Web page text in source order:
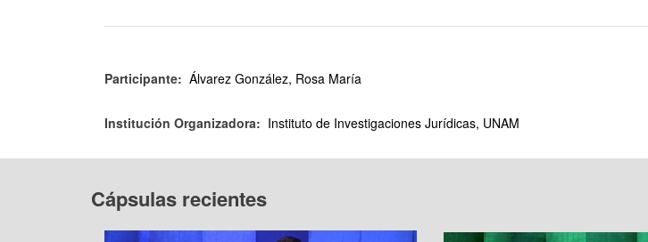
Participante: Álvarez González, Rosa María
Institución Organizadora: Instituto de Investigaciones Jurídicas, UNAM
Cápsulas recientes